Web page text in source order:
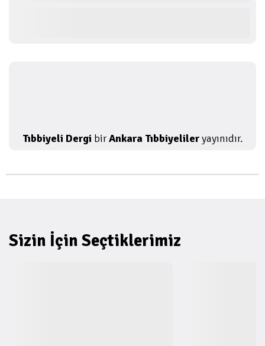
Tıbbiyeli Dergi birAnkara Tıbbiyelileryayınıdır.
Sizin İçin Seçtiklerimiz